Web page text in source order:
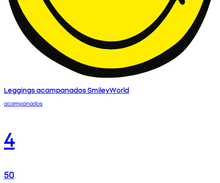
Leggings acampanados SmileyWorld
acampanados
4
50